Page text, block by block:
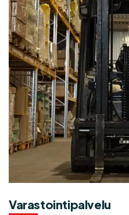
Varastointipalvelu